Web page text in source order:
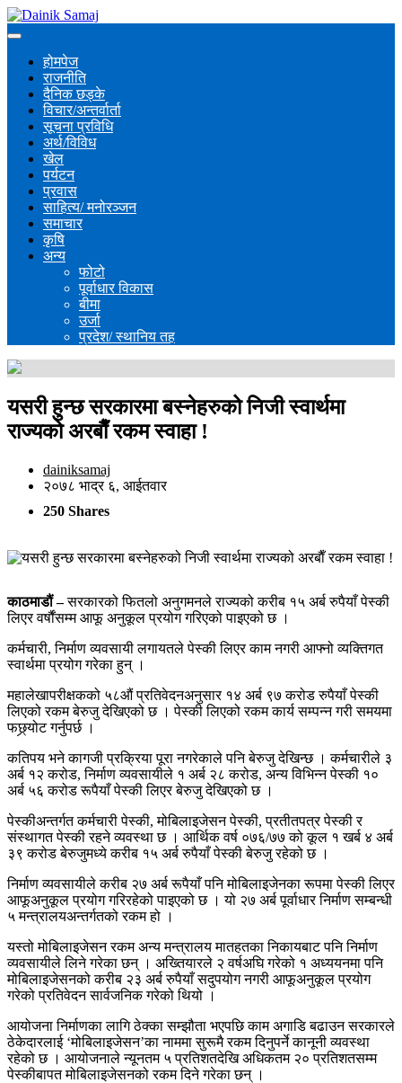
होमपेज
राजनीति
दैनिक छड्के
विचार/अन्तर्वार्ता
सूचना प्रविधि
अर्थ/विविध
खेल
पर्यटन
प्रवास
साहित्य/ मनोरञ्जन
समाचार
कृषि
अन्य
फोटो
पूर्वाधार विकास
बीमा
उर्जा
प्रदेश/ स्थानिय तह
यसरी हुन्छ सरकारमा बस्नेहरुको निजी स्वार्थमा
राज्यको अरबाैँ रकम स्वाहा !
dainiksamaj
२०७८ भाद्र ६, आईतवार
250 Shares
काठमाडौं –सरकारको फितलो अनुगमनले राज्यको करीब १५ अर्ब रुपैयाँ पेस्की
लिएर वर्षौंसम्म आफू अनुकूल प्रयोग गरिएको पाइएको छ ।
कर्मचारी, निर्माण व्यवसायी लगायतले पेस्की लिएर काम नगरी आफ्नो व्यक्तिगत
स्वार्थमा प्रयोग गरेका हुन् ।
महालेखापरीक्षकको ५८औं प्रतिवेदनअनुसार १४ अर्ब ९७ करोड रुपैयाँ पेस्की
लिएको रकम बेरुजु देखिएको छ । पेस्की लिएको रकम कार्य सम्पन्न गरी समयमा
फछ्र्योट गर्नुपर्छ ।
कतिपय भने कागजी प्रक्रिया पूरा नगरेकाले पनि बेरुजु देखिन्छ । कर्मचारीले ३
अर्ब १२ करोड, निर्माण व्यवसायीले १ अर्ब २८ करोड, अन्य विभिन्न पेस्की १०
अर्ब ५६ करोड रूपैयाँ पेस्की लिएर बेरुजु देखिएको छ ।
पेस्कीअन्तर्गत कर्मचारी पेस्की, मोबिलाइजेसन पेस्की, प्रतीतपत्र पेस्की र
संस्थागत पेस्की रहने व्यवस्था छ । आर्थिक वर्ष ०७६/७७ को कूल १ खर्ब ४ अर्ब
३९ करोड बेरुजुमध्ये करीब १५ अर्ब रुपैयाँ पेस्की बेरुजु रहेको छ ।
निर्माण व्यवसायीले करीब २७ अर्ब रूपैयाँ पनि मोबिलाइजेनका रूपमा पेस्की लिएर
आफूअनुकूल प्रयोग गरिरहेको पाइएको छ । यो २७ अर्ब पूर्वाधार निर्माण सम्बन्धी
५ मन्त्रालयअन्तर्गतको रकम हो ।
यस्तो मोबिलाइजेसन रकम अन्य मन्त्रालय मातहतका निकायबाट पनि निर्माण
व्यवसायीले लिने गरेका छन् । अख्तियारले २ वर्षअघि गरेको १ अध्ययनमा पनि
मोबिलाइजेसनको करीब २३ अर्ब रुपैयाँ सदुपयोग नगरी आफूअनुकूल प्रयोग
गरेको प्रतिवेदन सार्वजनिक गरेको थियो ।
आयोजना निर्माणका लागि ठेक्का सम्झौता भएपछि काम अगाडि बढाउन सरकारले
ठेकेदारलाई ‘मोबिलाइजेसन’का नाममा सुरूमै रकम दिनुपर्ने कानूनी व्यवस्था
रहेको छ । आयोजनाले न्यूनतम ५ प्रतिशतदेखि अधिकतम २० प्रतिशतसम्म
पेस्कीबापत मोबिलाइजेसनको रकम दिने गरेका छन् ।